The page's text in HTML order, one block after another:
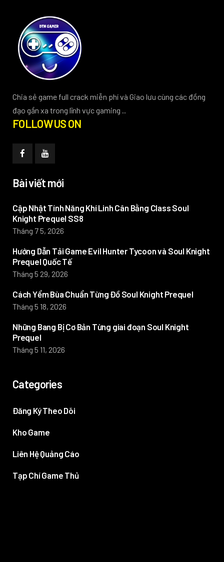
Chia sẻ game full crack miễn phí và Giao lưu cùng các đồng
đạo gần xa trong lĩnh vực gaming ..
FOLLOW US ON
Bài viết mới
Cập Nhật Tính Năng Khí Linh Cân Bằng Class Soul
Knight Prequel SS8
Tháng 7 5, 2026
Hướng Dẫn Tải Game Evil Hunter Tycoon và Soul Knight
Prequel Quốc Tế
Tháng 5 29, 2026
Cách Yểm Bùa Chuẩn Từng Đồ Soul Knight Prequel
Tháng 5 18, 2026
Những Bang Bị Cơ Bản Từng giai đoạn Soul Knight
Prequel
Tháng 5 11, 2026
Categories
Đăng Ký Theo Dõi
Kho Game
Liên Hệ Quảng Cáo
Tạp Chí Game Thủ